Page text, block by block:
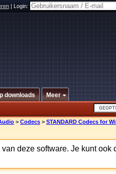
|Login:
downloads Meer
> Codecs > STANDARD Codecs for
deze software. Je kunt ook